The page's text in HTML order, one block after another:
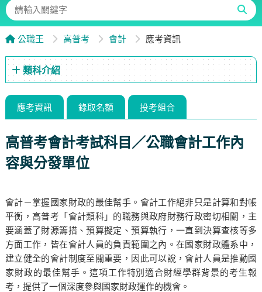
公職王 高普考 會計 應考資訊
類科介紹
應考資訊 錄取名額 投考組合
高普考會計考試科目／公職會計工作內
容與分發單位
會計－掌握國家財政的最佳幫手。會計工作絕非只是計算和對帳
平衡，高普考「會計類科」的職務與政府財務行政密切相關，主
要涵蓋了財源籌措、預算擬定、預算執行，一直到決算查核等多
方面工作，皆在會計人員的負責範圍之內。在國家財政體系中，
建立健全的會計制度至關重要，因此可以說，會計人員是推動國
家財政的最佳幫手。這項工作特別適合財經學群背景的考生報
考，提供了一個深度參與國家財政運作的機會。